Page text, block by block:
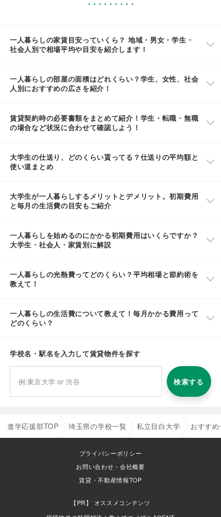
一人暮らしの家賃目安っていくら？ 地域・男女・学生・
社会人別で相場平均や目安を紹介します！
一人暮らしの部屋の面積はどれくらい？学生、女性、社会
人別におすすめの広さを紹介！
賃貸契約時の必要書類をまとめて紹介！学生・転職・無職
の場合など状況に合わせて確認しよう！
大学生の仕送り、どのくらい貰ってる？仕送りの平均額と
使い道まとめ
大学生が一人暮らしするメリットとデメリット。初期費用
と毎月の生活費の目安もご紹介
一人暮らしを始めるのにかかる初期費用はいくらですか？
大学生・社会人・家賃別に解説
一人暮らしの光熱費ってどのくらい？平均相場と節約術を
教えて！
一人暮らしの生活費について教えて！毎月かかる費用って
どのくらい？
学校名・駅名を入力して賃貸物件を探す
検索する
進学応援部TOP 埼玉県の学校一覧 私立目白大学 おすす
プライバシーポリシー
お問い合わせ・会社概要
賃貸・不動産情報TOP
オススメコンテンツ